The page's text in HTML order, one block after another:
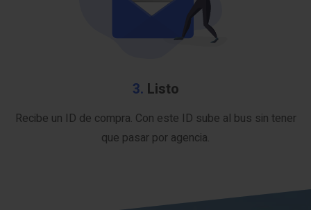
3. Listo
Recibe un ID de compra. Con este ID sube al bus sin tener
que pasar por agencia.